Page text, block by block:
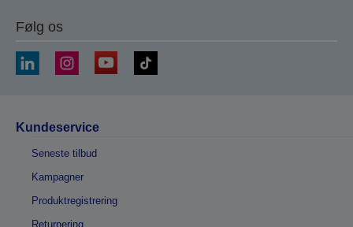
Følg os
Kundeservice
Seneste tilbud
Kampagner
Produktregistrering
Returnering